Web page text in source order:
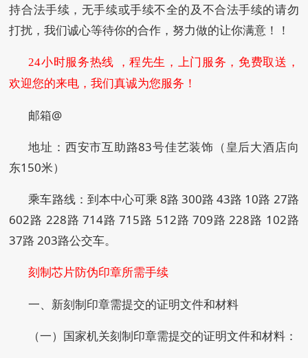
持合法手续，无手续或手续不全的及不合法手续的请勿
打扰，我们诚心等待你的合作，努力做的让你满意！！
24小时服务热线 ，程先生，上门服务，免费取送，
欢迎您的来电，我们真诚为您服务！
邮箱@
地址：西安市互助路83号佳艺装饰（皇后大酒店向
东150米）
乘车路线：到本中心可乘 8路 300路 43路 10路 27路
602路 228路 714路 715路 512路 709路 228路 102路
37路 203路公交车。
刻制芯片防伪印章所需手续
一、新刻制印章需提交的证明文件和材料
（一）国家机关刻制印章需提交的证明文件和材料：